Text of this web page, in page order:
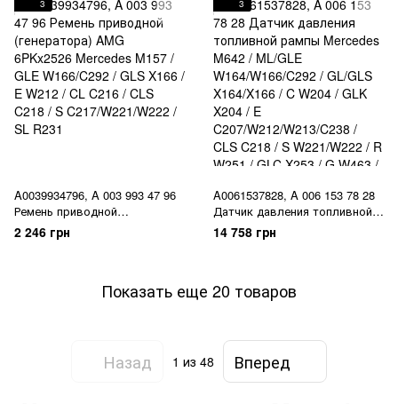
W240 / GLC X253 / AMG-GT
X290 / G W463
3
A0039934796, A 003 993 47 96
Ремень приводной
(генератора) AMG 6PKx2526
Mercedes M157 / GLE
C217/W221/W222 / SL R231
2 246 грн
3
A0061537828, A 006 153 78 28
Датчик давления топливной
рампы Mercedes M642 /
ML/GLE W164/W166/C292 /
C207/W212/W213/C238 / CLS
C218 / S W221/W222 / R W251 /
14 758 грн
Показать еще 20 товаров
Назад 1 из 48 Вперед